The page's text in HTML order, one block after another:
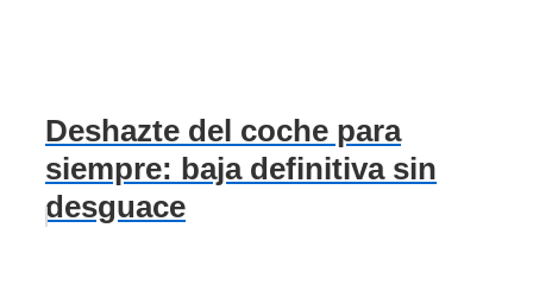
Deshazte del coche para
siempre: baja definitiva sin
desguace